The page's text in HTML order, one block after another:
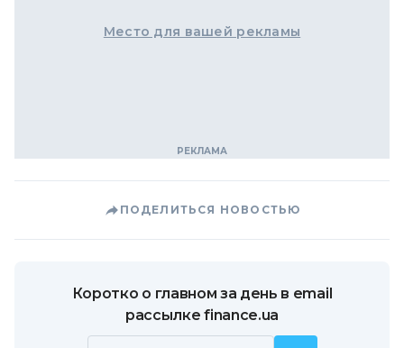
Место для вашей рекламы
ПОДЕЛИТЬСЯ НОВОСТЬЮ
Коротко о главном за день в email
рассылке finance.ua